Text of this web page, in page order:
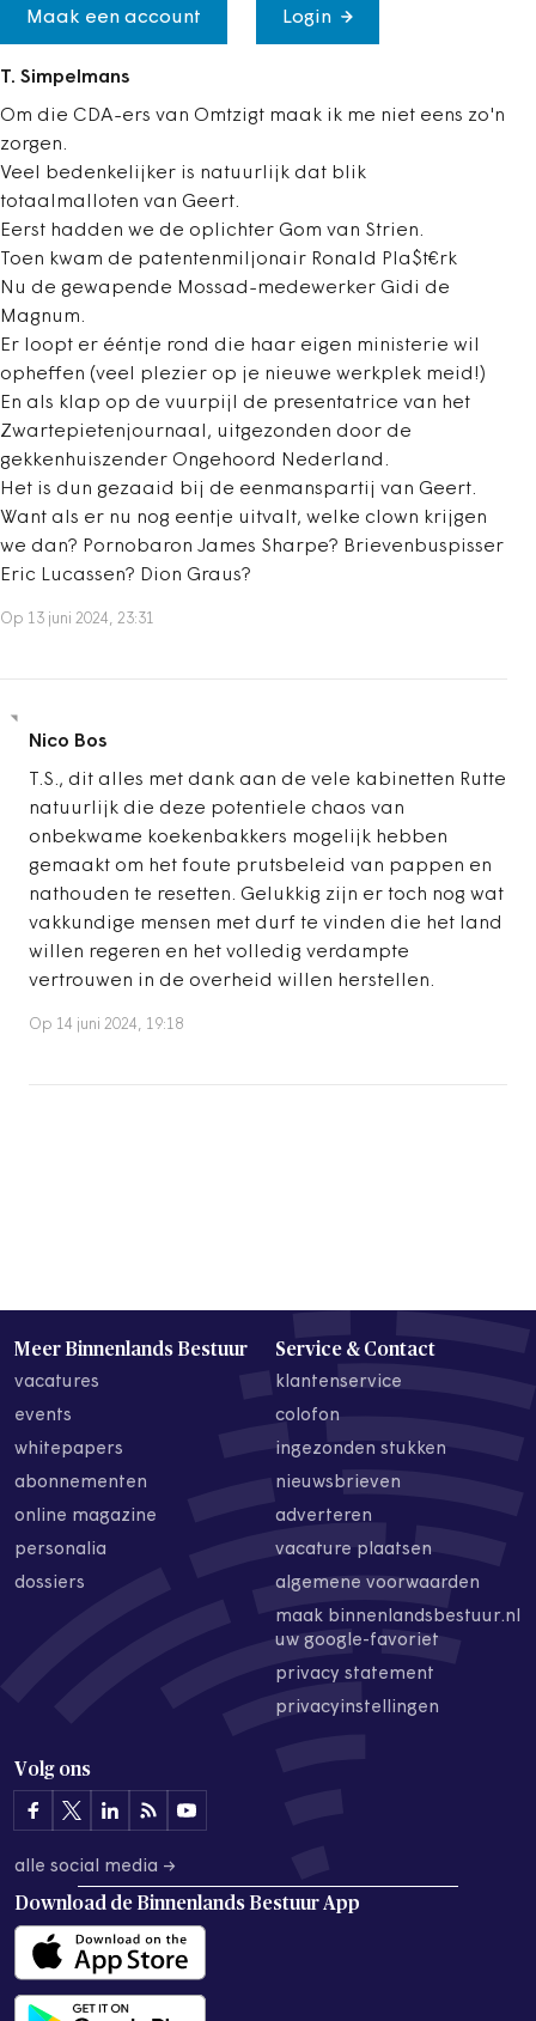
Maak een account Login
T. Simpelmans
Om die CDA-ers van Omtzigt maak ik me niet eens zo'n
zorgen.
Veel bedenkelijker is natuurlijk dat blik
totaalmalloten van Geert.
Eerst hadden we de oplichter Gom van Strien.
Toen kwam de patentenmiljonair Ronald Pla$t€rk
Nu de gewapende Mossad-medewerker Gidi de
Magnum.
Er loopt er ééntje rond die haar eigen ministerie wil
opheffen (veel plezier op je nieuwe werkplek meid!)
En als klap op de vuurpijl de presentatrice van het
Zwartepietenjournaal, uitgezonden door de
gekkenhuiszender Ongehoord Nederland.
Het is dun gezaaid bij de eenmanspartij van Geert.
Want als er nu nog eentje uitvalt, welke clown krijgen
we dan? Pornobaron James Sharpe? Brievenbuspisser
Eric Lucassen? Dion Graus?
Op 13 juni 2024, 23:31
Nico Bos
T.S., dit alles met dank aan de vele kabinetten Rutte
natuurlijk die deze potentiele chaos van
onbekwame koekenbakkers mogelijk hebben
gemaakt om het foute prutsbeleid van pappen en
nathouden te resetten. Gelukkig zijn er toch nog wat
vakkundige mensen met durf te vinden die het land
willen regeren en het volledig verdampte
vertrouwen in de overheid willen herstellen.
Op 14 juni 2024, 19:18
Meer Binnenlands Bestuur
vacatures
events
whitepapers
abonnementen
online magazine
personalia
dossiers
Service & Contact
klantenservice
colofon
ingezonden stukken
nieuwsbrieven
adverteren
vacature plaatsen
algemene voorwaarden
maak binnenlandsbestuur.nl
uw google-favoriet
privacy statement
privacyinstellingen
Volg ons
alle social media →
Download de Binnenlands Bestuur App